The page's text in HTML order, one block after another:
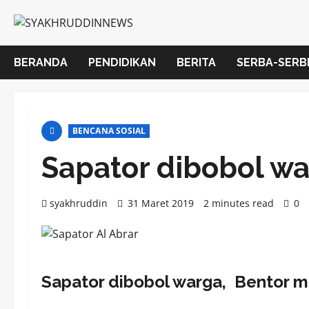
content
BERANDA PENDIDIKAN BERITA SERBA-SERBI
BENCANA SOSIAL
Sapator dibobol
syakhruddin 31 Maret 2019 2 minutes read 0
Sapator dibobol warga, Bentor